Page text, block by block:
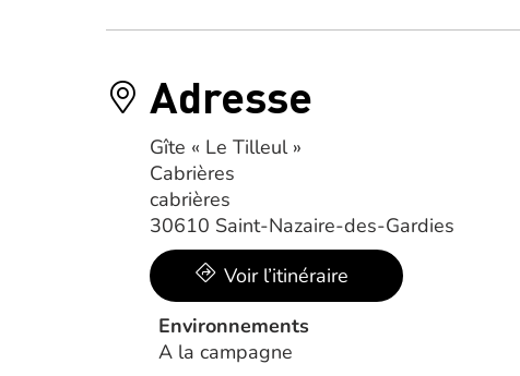
Adresse
Gîte « Le Tilleul »
Cabrières
cabrières
30610 Saint-Nazaire-des-Gardies
Voir l’itinéraire
Environnements
A la campagne